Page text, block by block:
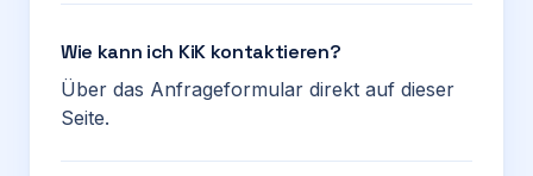
Wie kann ich KiK kontaktieren?
Über das Anfrageformular direkt auf dieser
Seite.